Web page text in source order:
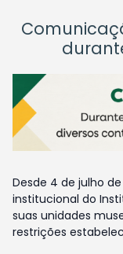
Desde 4 de julho
institucional do
suas unidades
restrições